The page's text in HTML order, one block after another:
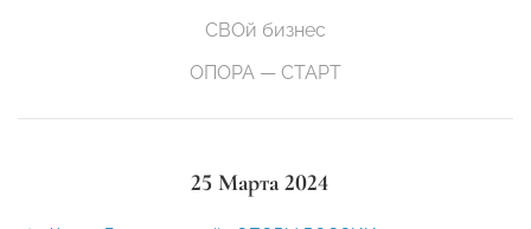
СВОй бизнес
ОПОРА — СТАРТ
25 Марта 2024